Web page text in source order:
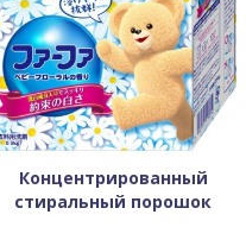
Концентрированный
cтиральный порошок